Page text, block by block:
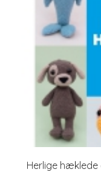
Herlige hæklede